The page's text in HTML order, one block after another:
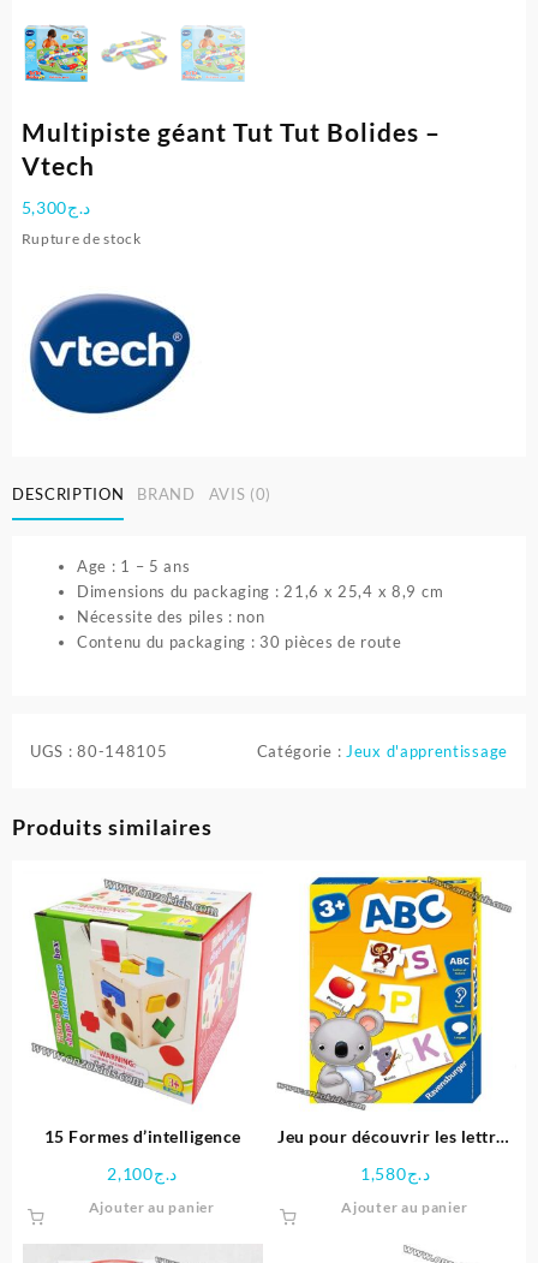
Multipiste géant Tut Tut Bolides –
Vtech
د.ج5,300
Rupture de stock
DESCRIPTION BRAND AVIS (0)
Age : 1 – 5 ans
Dimensions du packaging : 21,6 x 25,4 x 8,9 cm
Nécessite des piles : non
Contenu du packaging : 30 pièces de route
UGS :80-148105 Catégorie : Jeux d'apprentissage
Produits similaires
15 Formes d’intelligence
د.ج2,100
Ajouter au panier
Jeu pour découvrir les lettres
د.ج1,580
Ajouter au panier